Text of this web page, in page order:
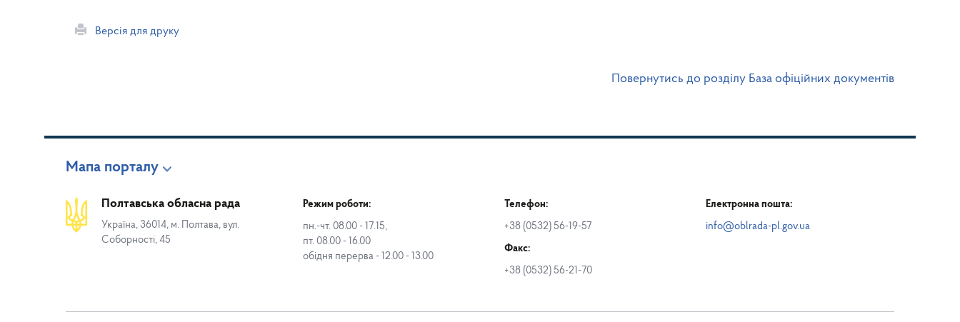
Версія для друку
Повернутись до розділу База офіційних документів
Мапа порталу
Полтавська обласна рада
Україна, 36014, м. Полтава, вул.
Соборності, 45
Режим роботи:
пн.-чт. 08.00 - 17.15,
пт. 08.00 - 16.00
обідня перерва - 12.00 - 13.00
Телефон:
+38 (0532) 56-19-57
Факс:
+38 (0532) 56-21-70
Електронна пошта:
info@oblrada-pl.gov.ua